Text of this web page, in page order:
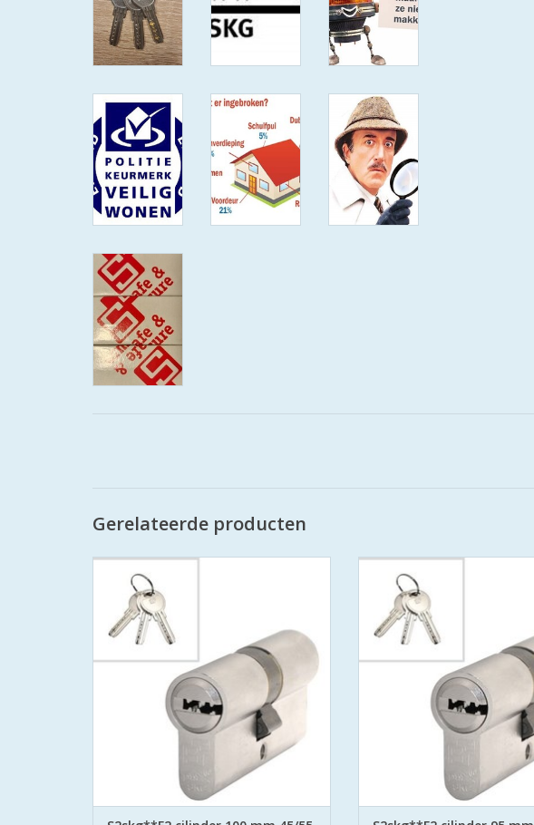
Gerelateerde producten
gecertificeerd volgens Politie Keurmerk
De cilinders zijn uitgevoerd met
boorbeveiliging aan beide zijden.
TOEVOEGEN AAN WINKELWAGEN
De S2 veiligheidscilinders zijn
gecertificeerd volgens Politie
De cilinders zijn uitgevoerd
boorbeveiliging aan beide
TOEVOEGEN AAN